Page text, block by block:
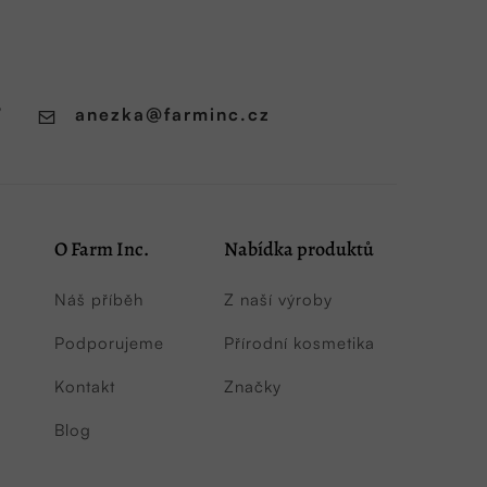
anezka @farminc.cz
O Farm Inc.
Náš příběh
Podporujeme
Kontakt
Blog
Nabídka produktů
Z naší výroby
Přírodní kosmetika
Značky